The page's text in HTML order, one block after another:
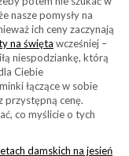
nasze pomysły na
ich ceny zaczynają
na święta wcześniej –
niespodziankę, którą
Ciebie
łączące w sobie
przystępną cenę.
co myślicie o tych
damskich na jesień